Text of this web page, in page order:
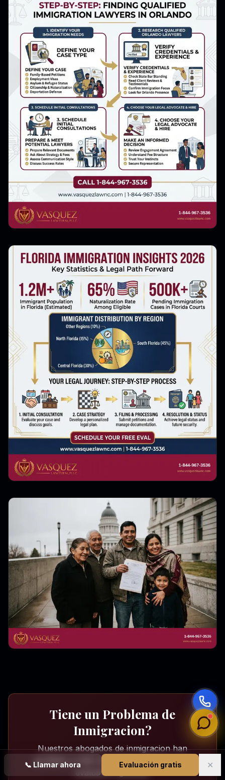
📞 Llamar ahora Evaluación gratis ✕
Tiene un Problema de
Inmigracion?
Nuestros abogados de inmigracion han
ayudado a miles de familias. Obtenga una
evaluacion gratuita.